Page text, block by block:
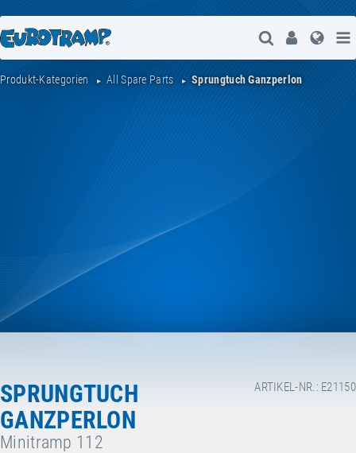
Suche
User
Produkt-Kategorien All Spare Parts Sprungtuch Ganzperlon
ARTIKEL-NR.: E21150
SPRUNGTUCH
GANZPERLON
Minitramp 112